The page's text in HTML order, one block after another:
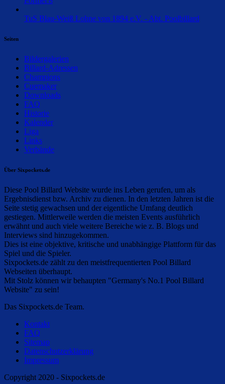
TuS Blau-Weiß Lohne von 1894 e.V. - Abt. Poolbillard
Seiten
Bildergalerien
Billard-Adressen
Champions
Cuemaker
Downloads
FAQ
Historie
Kalender
Liga
Links
Verbände
Über Sixpockets.de
Diese Pool Billard Website wurde ins Leben gerufen, um als
Ergebnisdienst bzw. Archiv zu dienen. In den letzten Jahren ist die
Seite stetig gewachsen und der eigentliche Umfang deutlich
gestiegen. Mittlerweile werden die meisten Events ausführlich
erwähnt und auch viele weitere Bereiche wie z. B. Blogs und
Interviews sind hinzugekommen.
Dies ist eine objektive, kritische und unabhängige Plattform für das
Spiel und die Spieler.
Sixpockets.de zählt zu den meistfrequentierten Pool Billard
Webseiten überhaupt.
Mit Stolz können wir behaupten "Germany's No.1 Pool Billard
Website" zu sein!
Das Sixpockets.de Team.
Kontakt
FAQ
Sitemap
Datenschutzerklärung
Impressum
Copyright 2020 - Sixpockets.de